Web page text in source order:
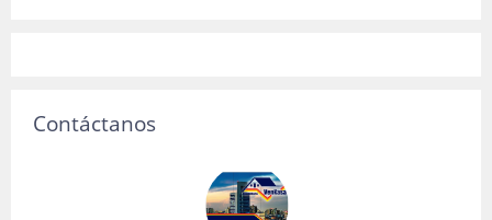
Contáctanos